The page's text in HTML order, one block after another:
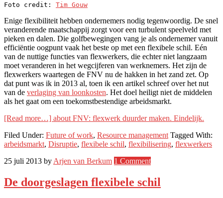
Foto credit: Tim Gouw
Enige flexibiliteit hebben ondernemers nodig tegenwoordig. De snel
veranderende maatschappij zorgt voor een turbulent speelveld met
pieken en dalen. Die golfbewegingen vang je als ondernemer vanuit
efficiëntie oogpunt vaak het beste op met een flexibele schil. Eén
van de nuttige functies van flexwerkers, die echter niet langzaam
moet veranderen in het wegcijferen van werknemers. Het zijn de
flexwerkers waartegen de FNV nu de hakken in het zand zet. Op
dat punt was ik in 2013 al, toen ik een artikel schreef over het nut
van de verlaging van loonkosten. Het doel heiligt niet de middelen
als het gaat om een toekomstbestendige arbeidsmarkt.
[Read more…] about FNV: flexwerk duurder maken. Eindelijk.
Filed Under: Future of work, Resource management Tagged With:
arbeidsmarkt, Disruptie, flexibele schil, flexibilisering, flexwerkers
25 juli 2013 by Arjen van Berkum 1 Comment
De doorgeslagen flexibele schil